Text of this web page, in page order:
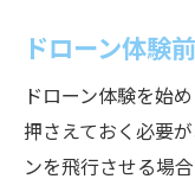
ドローン体験
ドローン体験を始
押さえておく必要
ンを飛行させる場